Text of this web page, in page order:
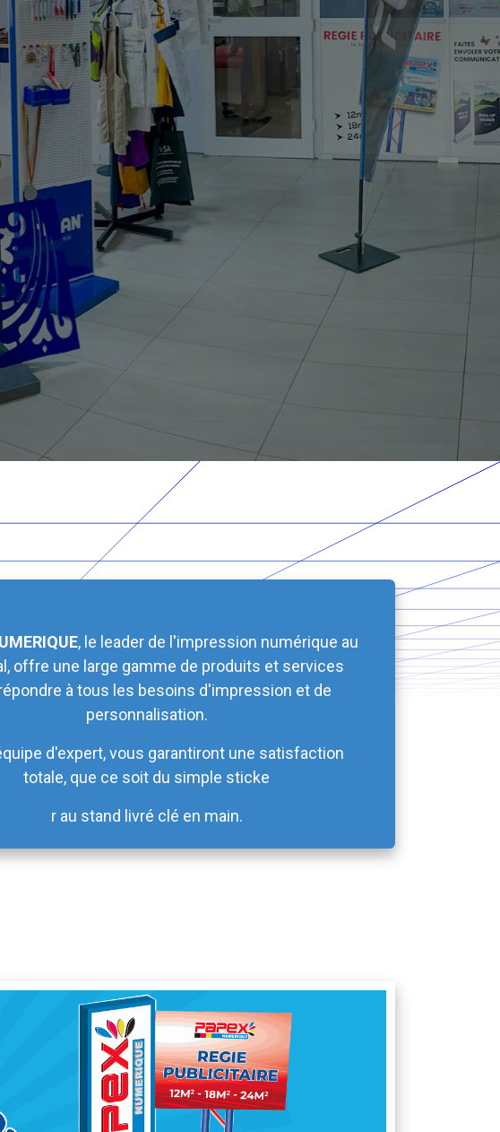
avons la solution.
, le leader de l'impression numérique au
offre une large gamme de produits et services
à tous les besoins d'impression et de
personnalisation.
d'expert, vous garantiront une satisfaction
totale, que ce soit du simple sticke
r au stand livré clé en main.